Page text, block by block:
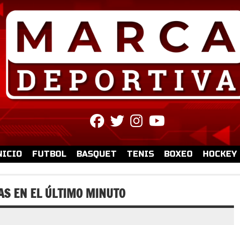
fab
fa-
facebook
fab
fa-
twitter
fab
fa-
instagram
fa-
youtube
FUTBOL BASQUET TENIS BOXEO HOCKEY
EN EL ÚLTIMO MINUTO